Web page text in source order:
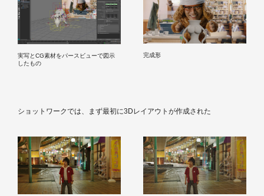
実写とCG素材をパースビューで図示
したもの
完成形
ショットワークでは、まず最初に3Dレイアウトが作成された